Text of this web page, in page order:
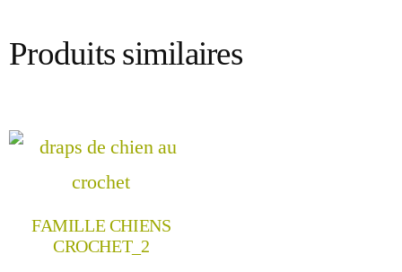
Produits similaires
FAMILLE CHIENS
CROCHET_2